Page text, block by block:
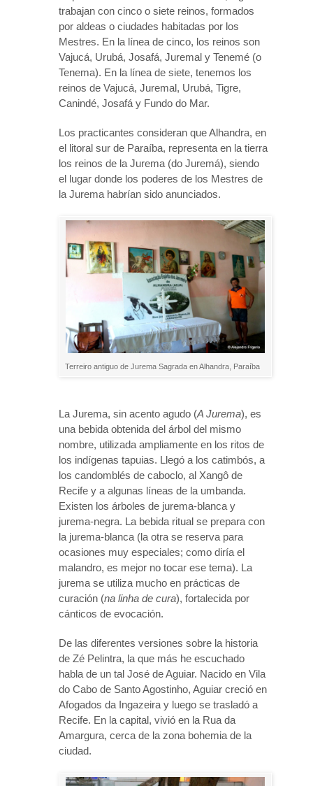
trabajan con cinco o siete reinos, formados
por aldeas o ciudades habitadas por los
Mestres. En la línea de cinco, los reinos son
Vajucá, Urubá, Josafá, Juremal y Tenemé (o
Tenema). En la línea de siete, tenemos los
reinos de Vajucá, Juremal, Urubá, Tigre,
Canindé, Josafá y Fundo do Mar.
Los practicantes consideran que Alhandra, en
el litoral sur de Paraíba, representa en la tierra
los reinos de la Jurema (do Juremá), siendo
el lugar donde los poderes de los Mestres de
la Jurema habrían sido anunciados.
Terreiro antiguo de Jurema Sagrada en Alhandra, Paraíba
La Jurema, sin acento agudo (A Jurema), es
una bebida obtenida del árbol del mismo
nombre, utilizada ampliamente en los ritos de
los indígenas tapuias. Llegó a los catimbós, a
los candomblés de caboclo, al Xangô de
Recife y a algunas líneas de la umbanda.
Existen los árboles de jurema-blanca y
jurema-negra. La bebida ritual se prepara con
la jurema-blanca (la otra se reserva para
ocasiones muy especiales; como diría el
malandro, es mejor no tocar ese tema). La
jurema se utiliza mucho en prácticas de
curación (na linha de cura), fortalecida por
cánticos de evocación.
De las diferentes versiones sobre la historia
de Zé Pelintra, la que más he escuchado
habla de un tal José de Aguiar. Nacido en Vila
do Cabo de Santo Agostinho, Aguiar creció en
Afogados da Ingazeira y luego se trasladó a
Recife. En la capital, vivió en la Rua da
Amargura, cerca de la zona bohemia de la
ciudad.